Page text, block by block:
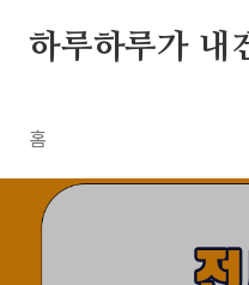
하루하루가 내
홈